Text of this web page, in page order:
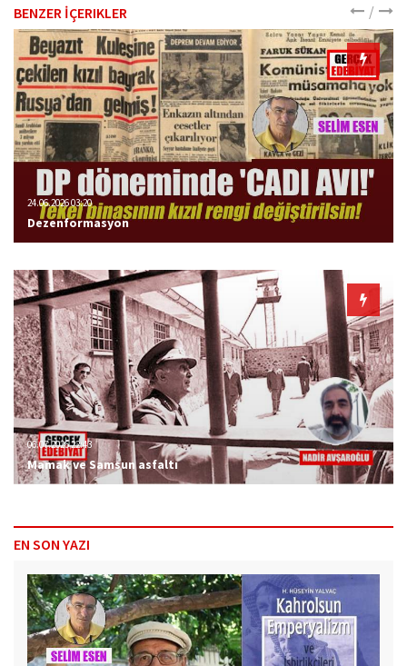
BENZER İÇERIKLER /
24.06.2026 03:20
Dezenformasyon
06.07.2026 22:43
Mamak ve Samsun asfaltı
EN SON YAZI